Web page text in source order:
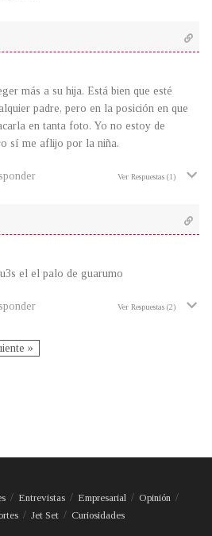
más a su hija. Está bien que esté
padre, pero en la posición en que
en tanta foto. Yo no estoy de
sí me aflijo por la niña.
Ver Respuestas (1)
el el palo de guarumo
Ver Respuestas (2)
»
Entrevistas Empresarial
Opinión
Jet Set Curiosidades